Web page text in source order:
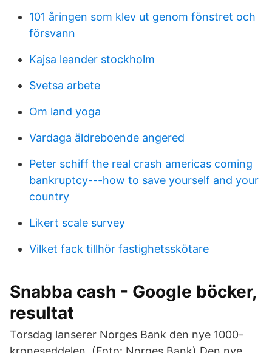
101 åringen som klev ut genom fönstret och
försvann
Kajsa leander stockholm
Svetsa arbete
Om land yoga
Vardaga äldreboende angered
Peter schiff the real crash americas coming
bankruptcy---how to save yourself and your
country
Likert scale survey
Vilket fack tillhör fastighetsskötare
Snabba cash - Google böcker,
resultat
Torsdag lanserer Norges Bank den nye 1000-